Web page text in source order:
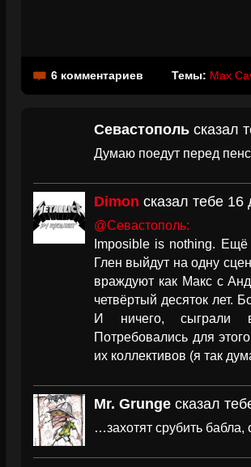
6 комментариев Темы: Max
Севастополь сказал
Думаю поедут перед
Dimon сказал тебе
@Севастополь:
Imposible is nothing.
Глен выйдут на одну
враждуют как Макс с
четвёртый десяток лет.
И ничего, сыграли
Потребовались для
их коллективов (я так
Mr. Grunge сказал
…захотят срубить бабла,